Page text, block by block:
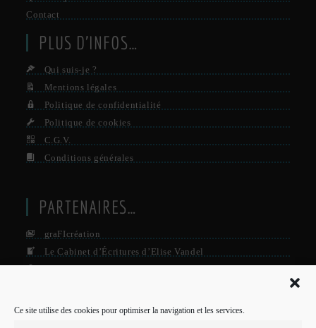
Ce site utilise des cookies pour optimiser la navigation et les services.
Contact
PLUS D’INFOS…
Qui suis-je ?
Mentions légales
Politique de confidentialité
Politique de cookies
C.G.V.
Conditions générales
PARTENAIRES…
graFIcréation
Le Cabinet d’Écritures d’Elise Vandel
POUR ME CONTACTER…